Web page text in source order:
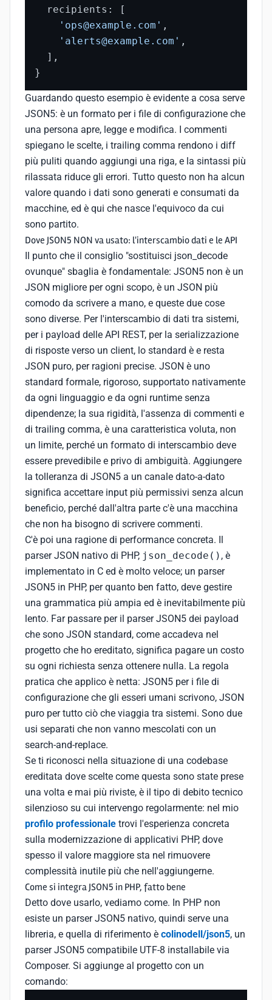
  recipients: [
'ops@example.com' ,
'alerts@example.com' ,
  ],
}
Guardando questo esempio è evidente a cosa serve
JSON5: è un formato per i file di configurazione che
una persona apre, legge e modifica. I commenti
spiegano le scelte, i trailing comma rendono i diff
più puliti quando aggiungi una riga, e la sintassi più
rilassata riduce gli errori. Tutto questo non ha alcun
valore quando i dati sono generati e consumati da
macchine, ed è qui che nasce l'equivoco da cui
sono partito.
Dove JSON5 NON va usato: l'interscambio dati e le API
Il punto che il consiglio "sostituisci json_decode
ovunque" sbaglia è fondamentale: JSON5 non è un
JSON migliore per ogni scopo, è un JSON più
comodo da scrivere a mano, e queste due cose
sono diverse. Per l'interscambio di dati tra sistemi,
per i payload delle API REST, per la serializzazione
di risposte verso un client, lo standard è e resta
JSON puro, per ragioni precise. JSON è uno
standard formale, rigoroso, supportato nativamente
da ogni linguaggio e da ogni runtime senza
dipendenze; la sua rigidità, l'assenza di commenti e
di trailing comma, è una caratteristica voluta, non
un limite, perché un formato di interscambio deve
essere prevedibile e privo di ambiguità. Aggiungere
la tolleranza di JSON5 a un canale dato-a-dato
significa accettare input più permissivi senza alcun
beneficio, perché dall'altra parte c'è una macchina
che non ha bisogno di scrivere commenti.
C'è poi una ragione di performance concreta. Il
parser JSON nativo di PHP, json_decode() , è
implementato in C ed è molto veloce; un parser
JSON5 in PHP, per quanto ben fatto, deve gestire
una grammatica più ampia ed è inevitabilmente più
lento. Far passare per il parser JSON5 dei payload
che sono JSON standard, come accadeva nel
progetto che ho ereditato, significa pagare un costo
su ogni richiesta senza ottenere nulla. La regola
pratica che applico è netta: JSON5 per i file di
configurazione che gli esseri umani scrivono, JSON
puro per tutto ciò che viaggia tra sistemi. Sono due
usi separati che non vanno mescolati con un
search-and-replace.
Se ti riconosci nella situazione di una codebase
ereditata dove scelte come questa sono state prese
una volta e mai più riviste, è il tipo di debito tecnico
silenzioso su cui intervengo regolarmente: nel mio
profilo professionale trovi l'esperienza concreta
sulla modernizzazione di applicativi PHP, dove
spesso il valore maggiore sta nel rimuovere
complessità inutile più che nell'aggiungerne.
Come si integra JSON5 in PHP, fatto bene
Detto dove usarlo, vediamo come. In PHP non
esiste un parser JSON5 nativo, quindi serve una
libreria, e quella di riferimento è colinodell/json5, un
parser JSON5 compatibile UTF-8 installabile via
Composer. Si aggiunge al progetto con un
comando: